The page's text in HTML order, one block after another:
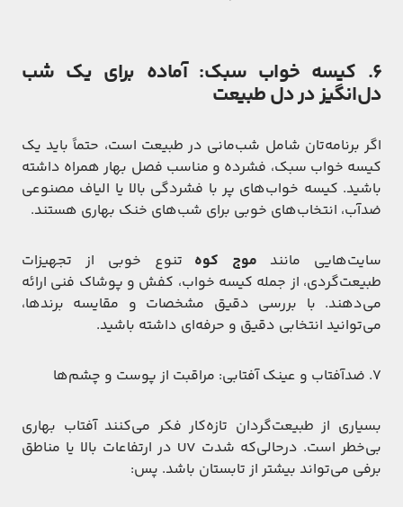
۶. کیسه خواب سبک: آماده برای یک شب
دل‌انگیز در دل طبیعت
اگر برنامه‌تان شامل شب‌مانی در طبیعت است، حتماً باید یک
کیسه خواب سبک، فشرده و مناسب فصل بهار همراه داشته
باشید. کیسه خواب‌های پر با فشردگی بالا یا الیاف مصنوعی
ضدآب، انتخاب‌های خوبی برای شب‌های خنک بهاری هستند.
سایت‌هایی مانند موج کوه تنوع خوبی از تجهیزات
طبیعت‌گردی، از جمله کیسه خواب، کفش و پوشاک فنی ارائه
می‌دهند. با بررسی دقیق مشخصات و مقایسه برندها،
می‌توانید انتخابی دقیق و حرفه‌ای داشته باشید.
۷. ضدآفتاب و عینک آفتابی: مراقبت از پوست و چشم‌ها
بسیاری از طبیعت‌گردان تازه‌کار فکر می‌کنند آفتاب بهاری
بی‌خطر است. درحالی‌که شدت UV در ارتفاعات بالا یا مناطق
برفی می‌تواند بیشتر از تابستان باشد. پس: